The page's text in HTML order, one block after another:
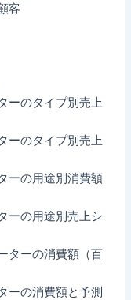
客
ーのタイプ別売上
ーのタイプ別売上
ーの用途別消費額
ーの用途別売上シ
ターの消費額（百
ーの消費額と予測